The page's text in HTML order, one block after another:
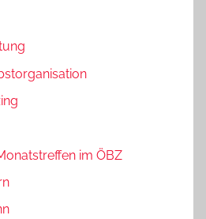
im ÖBZ